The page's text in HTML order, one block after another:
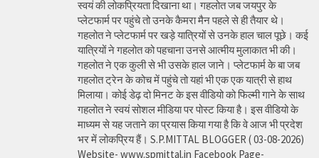
स्वयं की लोकप्रियता दिखाना था। गहलोत जब जयपुर के
प्लेटफार्म पर पहुंचे तो उनके कैमरा मैन पहले से ही तैयार थे।
गहलोत ने प्लेटफार्म पर खड़े यात्रियों से उनके हाल चाल पूछे। कई
यात्रियों ने गहलोत को पहचाना उनसे आत्मीय मुलाकात भी की।
गहलोत ने एक कुली से भी उसके हाल जाने। प्लेटफार्म के बा जब
गहलोत ट्रेन के कोच में पहुंचे तो यहां भी एक एक यात्री से हाथ
मिलाया। कोई डेढ़ दो मिनट के इस वीडियो को फिल्मी गाने के साथ
गहलोत ने स्वयं सोशल मीडिया पर पोस्ट किया है। इस वीडियो के
माध्यम से यह जताने का प्रयास किया गया है कि वे आज भी प्रदेश
भर में लोकप्रिय हैं। S.P.MITTAL BLOGGER ( 03-08-2026)
Website- www.spmittal.in Facebook Page-